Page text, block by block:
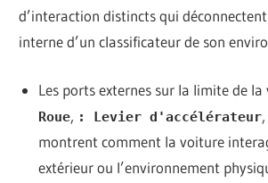
d’interaction distincts qui
interne d’un classificateur de son
Les ports externes sur la limite de
Roue, : Levier d'accélérateur
montrent comment la voiture
extérieur ou l’environnement